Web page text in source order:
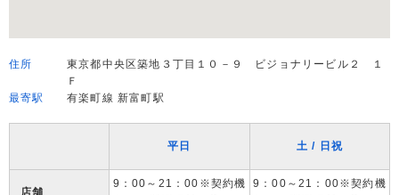
住所
東京都中央区築地３丁目１０－９ ビジョナリービル２ １
Ｆ
最寄駅
有楽町線 新富町駅
平日 土 / 日祝
店舗
9：00～21：00※契約機
9：00～21：00※契約機